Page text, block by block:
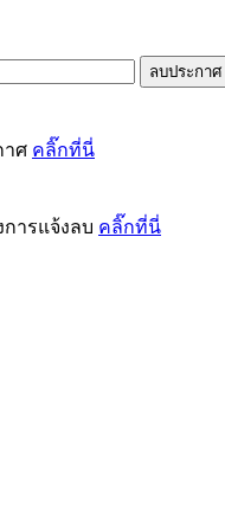
าศ คลิ๊กที่นี่
ารแจ้งลบ คลิ๊กที่นี่